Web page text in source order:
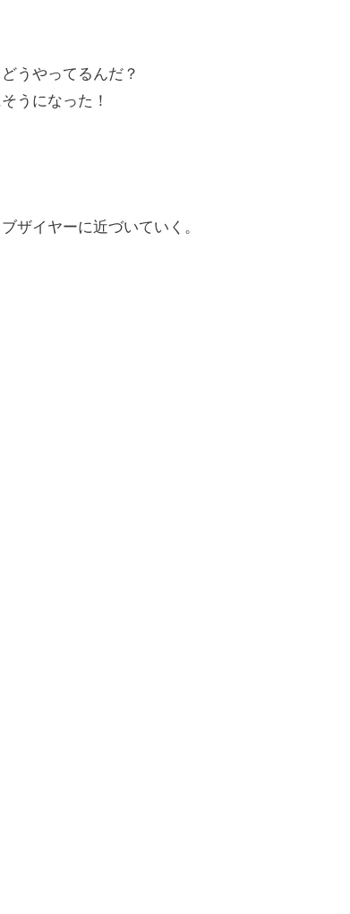
うやってるんだ？
うになった！
ザイヤーに近づいていく。